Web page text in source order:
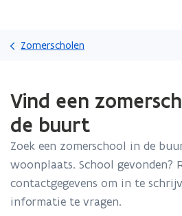
Zomerscholen
met
laden.
bevindt
zich
op:
Vind
een
Vind een
de buurt
Zoek een zomerschool in de
woonplaats. School gevonden?
contactgegevens om in te
informatie te vragen.